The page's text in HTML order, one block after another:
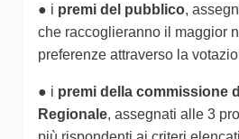
● i premi del pubblico,
che raccoglieranno il maggior
preferenze attraverso la
● i premi della commissione
Regionale, assegnati alle 3